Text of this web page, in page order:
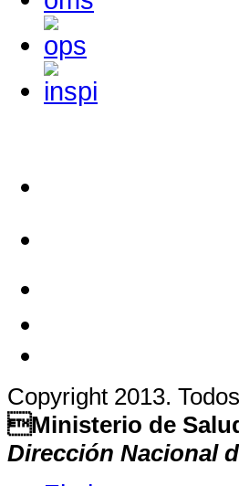
Copyright 2013.
Ministerio de
Dirección Nacional